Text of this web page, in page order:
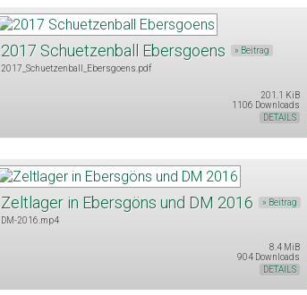
2017 Schuetzenball Ebersgoens
» Beitrag
2017_Schuetzenball_Ebersgoens.pdf
201.1 KiB
1106 Downloads
DETAILS
Zeltlager in Ebersgöns und DM 2016
» Beitrag
DM-2016.mp4
8.4 MiB
904 Downloads
DETAILS